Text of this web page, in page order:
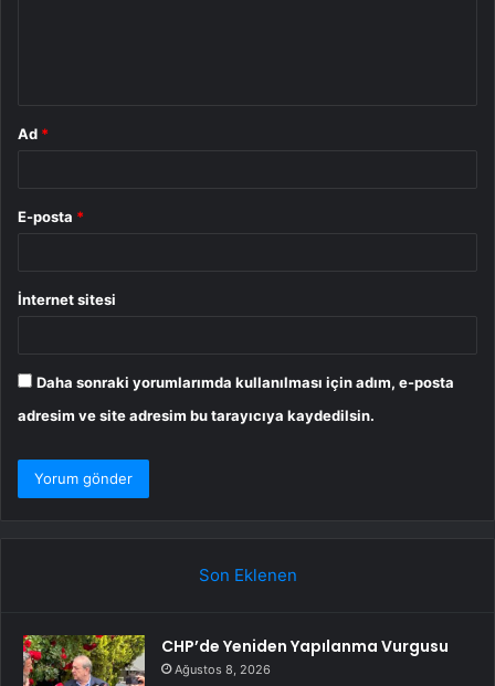
Ad *
E-posta *
İnternet sitesi
Daha sonraki yorumlarımda kullanılması için adım, e-posta
adresim ve site adresim bu tarayıcıya kaydedilsin.
Son Eklenen
CHP’de Yeniden Yapılanma Vurgusu
Ağustos 8, 2026